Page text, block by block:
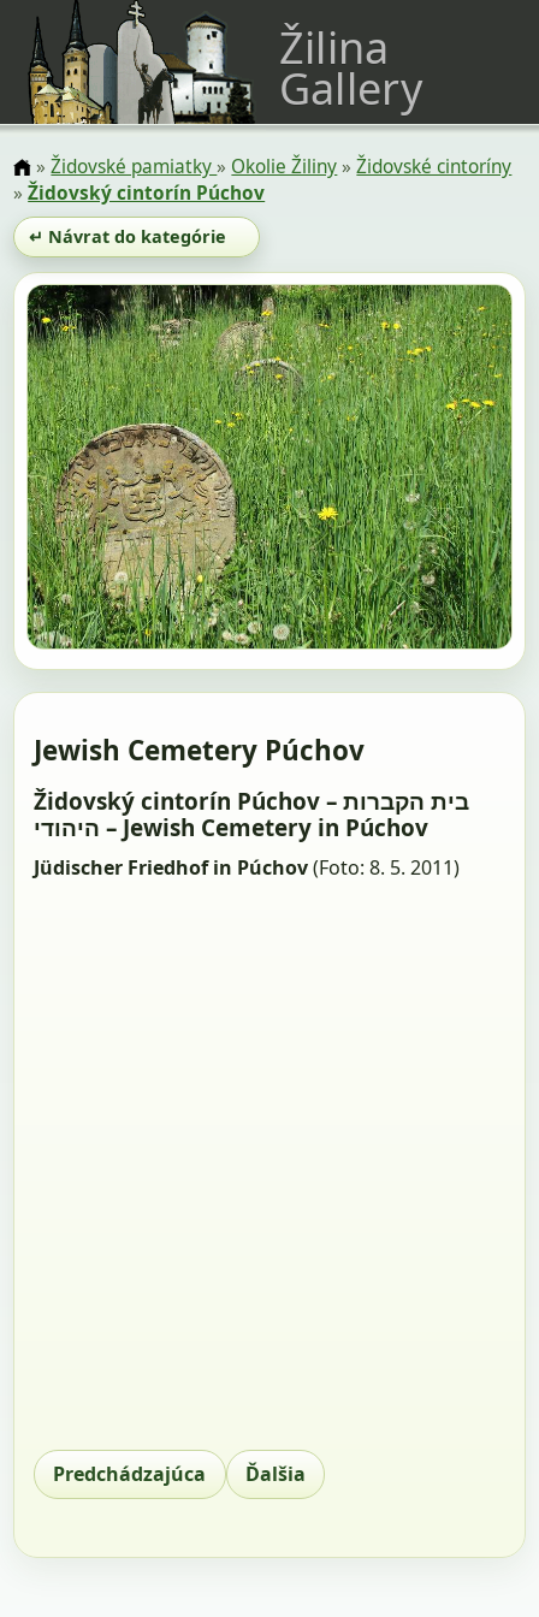
Žilina
Gallery
»Židovské pamiatky» Okolie Žiliny»Židovské cintoríny
»Židovský cintorín Púchov
↵ Návrat do kategórie
Jewish Cemetery Púchov
Židovský cintorín Púchov – בית הקברות
היהודי – Jewish Cemetery in Púchov
Jüdischer Friedhof in Púchov(Foto: 8. 5. 2011)
Predchádzajúca Ďalšia